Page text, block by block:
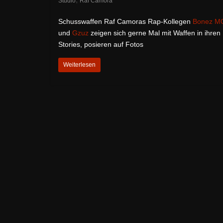
Schusswaffen Raf Camoras Rap-Kollegen Bonez
und Gzuz zeigen sich gerne Mal mit Waffen in ihren
Stories, posieren auf Fotos
Weiterlesen